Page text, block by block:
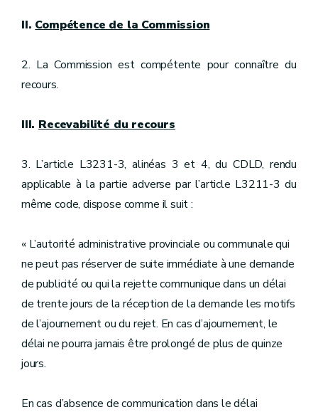
II. Compétence de la Commission
2. La Commission est compétente pour connaître du
recours.
III. Recevabilité du recours
3. L’article L3231-3, alinéas 3 et 4, du CDLD, rendu
applicable à la partie adverse par l’article L3211-3 du
même code, dispose comme il suit :
« L’autorité administrative provinciale ou communale qui
ne peut pas réserver de suite immédiate à une demande
de publicité ou qui la rejette communique dans un délai
de trente jours de la réception de la demande les motifs
de l’ajournement ou du rejet. En cas d’ajournement, le
délai ne pourra jamais être prolongé de plus de quinze
jours.
En cas d’absence de communication dans le délai